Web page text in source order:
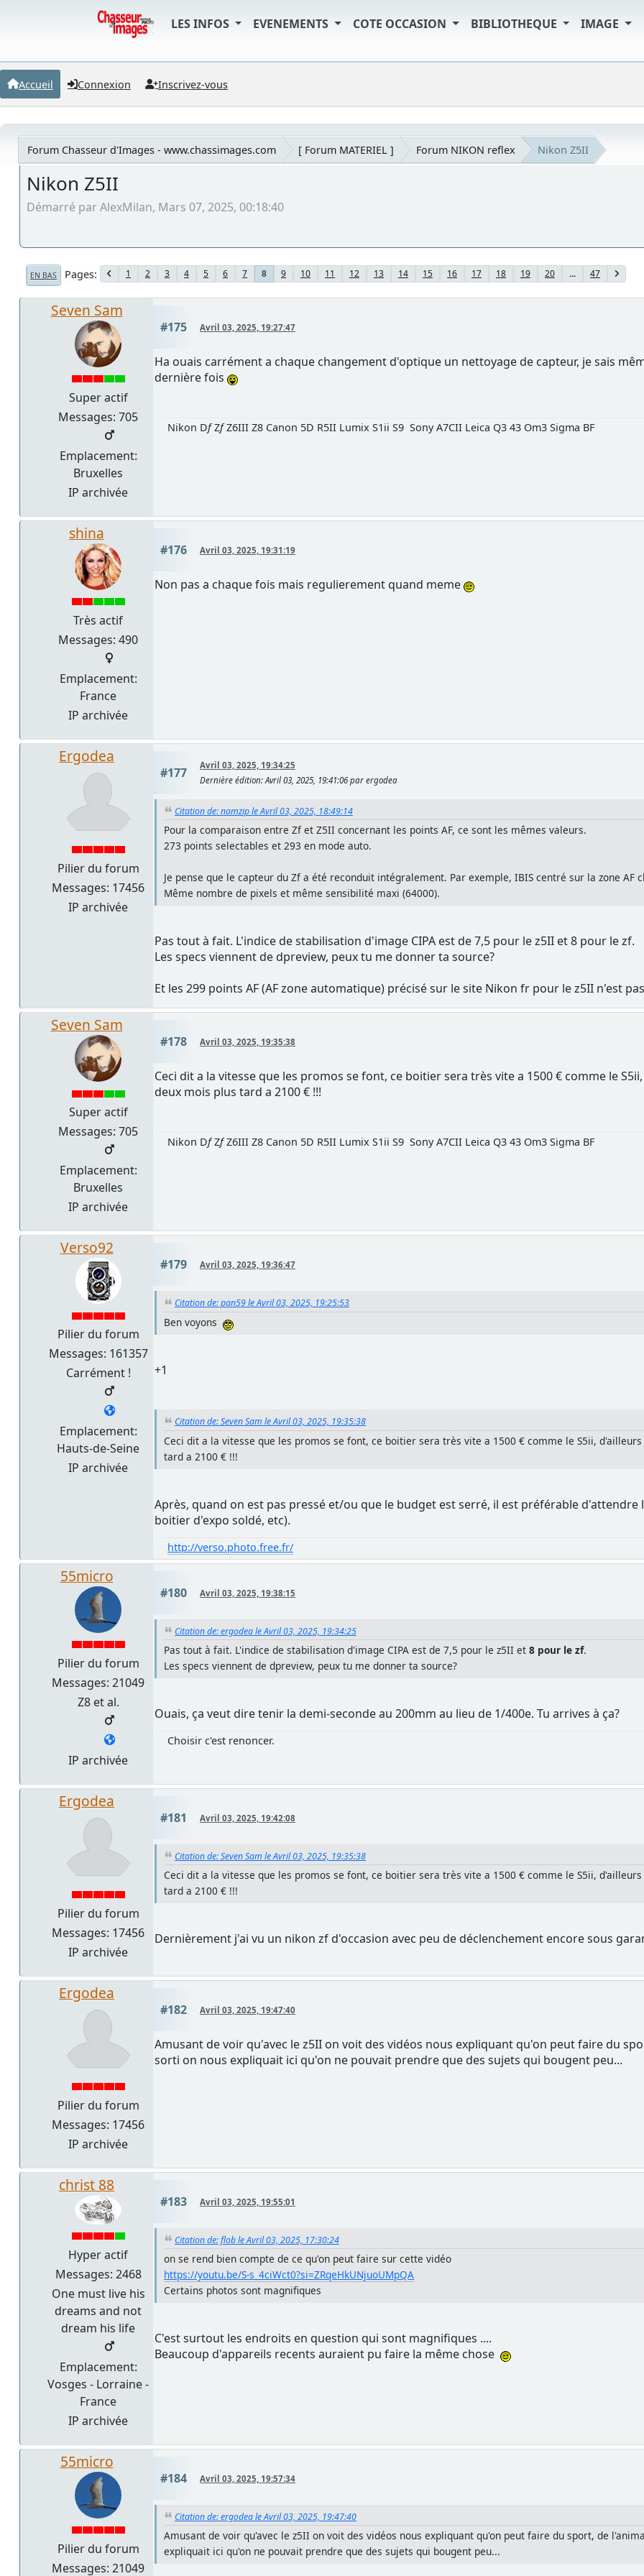
LES INFOS EVENEMENTS COTE OCCASION BIBLIOTHEQUE IMAGE
Accueil Connexion Inscrivez-vous
Forum Chasseur d'Images - www.chassimages.com [ Forum MATERIEL ] Forum NIKON reflex Nikon Z5II
Nikon Z5II
Démarré par AlexMilan, Mars 07, 2025, 00:18:40
EN BAS Pages 1 2 3 4 5 6 7 8 9 10 11 12 13 14 15 16 17 18 19 20 ... 47
Seven Sam
Super actif
Messages: 705
Emplacement:
Bruxelles
IP archivée
#175 Avril 03, 2025, 19:27:47
Ha ouais carrément a chaque changement d'optique un nettoyage de capteur, je sais
dernière fois
Nikon DfZfZ6III Z8 Canon 5D R5II Lumix S1ii S9 Sony A7CII Leica Q3 43 Om3 Sigma BF
shina
Très actif
Messages: 490
Emplacement:
France
IP archivée
#176 Avril 03, 2025, 19:31:19
Non pas a chaque fois mais regulierement quand meme
Ergodea
Pilier du forum
Messages: 17456
IP archivée
#177
Avril 03, 2025, 19:34:25
Dernière édition: Avril 03, 2025, 19:41:06 par ergodea
Citation de: namzip le Avril 03, 2025, 18:49:14
Pour la comparaison entre Zf et Z5II concernant les points AF, ce sont les mêmes valeurs.
273 points selectables et 293 en mode auto.
Je pense que le capteur du Zf a été reconduit intégralement. Par exemple, IBIS centré sur la zone AF
Même nombre de pixels et même sensibilité maxi (64000).
Pas tout à fait. L'indice de stabilisation d'image CIPA est de 7,5 pour le z5II et 8 pour le zf.
Les specs viennent de dpreview, peux tu me donner ta source?
Et les 299 points AF (AF zone automatique) précisé sur le site Nikon fr pour le z5II n'est
Seven Sam
Super actif
Messages: 705
Emplacement:
Bruxelles
IP archivée
#178 Avril 03, 2025, 19:35:38
Ceci dit a la vitesse que les promos se font, ce boitier sera très vite a 1500 € comme le
deux mois plus tard a 2100 € !!!
Nikon DfZfZ6III Z8 Canon 5D R5II Lumix S1ii S9 Sony A7CII Leica Q3 43 Om3 Sigma BF
Verso92
Pilier du forum
Messages: 161357
Carrément !
Emplacement:
Hauts-de-Seine
IP archivée
#179 Avril 03, 2025, 19:36:47
Citation de: pan59 le Avril 03, 2025, 19:25:53
Ben voyons
+1
Citation de: Seven Sam le Avril 03, 2025, 19:35:38
Ceci dit a la vitesse que les promos se font, ce boitier sera très vite a 1500 € comme le S5ii,
tard a 2100 € !!!
Après, quand on est pas pressé et/ou que le budget est serré, il est préférable
boitier d'expo soldé, etc).
http://verso.photo.free.fr/
55micro
Pilier du forum
Messages: 21049
Z8 et al.
IP archivée
#180 Avril 03, 2025, 19:38:15
Citation de: ergodea le Avril 03, 2025, 19:34:25
Pas tout à fait. L'indice de stabilisation d'image CIPA est de 7,5 pour le z5II et 8 pour le zf.
Les specs viennent de dpreview, peux tu me donner ta source?
Ouais, ça veut dire tenir la demi-seconde au 200mm au lieu de 1/400e. Tu arrives à ça?
Choisir c'est renoncer.
Ergodea
Pilier du forum
Messages: 17456
IP archivée
#181 Avril 03, 2025, 19:42:08
Citation de: Seven Sam le Avril 03, 2025, 19:35:38
Ceci dit a la vitesse que les promos se font, ce boitier sera très vite a 1500 € comme le S5ii,
tard a 2100 € !!!
Dernièrement j'ai vu un nikon zf d'occasion avec peu de déclenchement encore sous
Ergodea
Pilier du forum
Messages: 17456
IP archivée
#182 Avril 03, 2025, 19:47:40
Amusant de voir qu'avec le z5II on voit des vidéos nous expliquant qu'on peut faire du
sorti on nous expliquait ici qu'on ne pouvait prendre que des sujets qui bougent peu...
christ 88
Hyper actif
Messages: 2468
One must live his
dreams and not
dream his life
Emplacement:
Vosges - Lorraine -
France
IP archivée
#183 Avril 03, 2025, 19:55:01
Citation de: flob le Avril 03, 2025, 17:30:24
on se rend bien compte de ce qu'on peut faire sur cette vidéo
https://youtu.be/S-s_4ciWct0?si=ZRqeHkUNjuoUMpQA
Certains photos sont magnifiques
C'est surtout les endroits en question qui sont magnifiques ....
Beaucoup d'appareils recents auraient pu faire la même chose
55micro
Pilier du forum
Messages: 21049
#184 Avril 03, 2025, 19:57:34
Citation de: ergodea le Avril 03, 2025, 19:47:40
Amusant de voir qu'avec le z5II on voit des vidéos nous expliquant qu'on peut faire du sport, de
expliquait ici qu'on ne pouvait prendre que des sujets qui bougent peu...